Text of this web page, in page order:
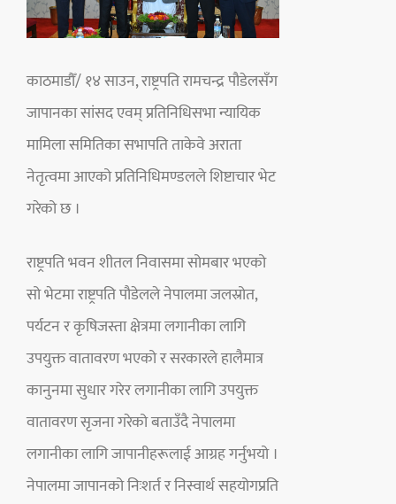
काठमाडौँ/ १४ साउन, राष्ट्रपति रामचन्द्र पौडेलसँग
जापानका सांसद एवम् प्रतिनिधिसभा न्यायिक
मामिला समितिका सभापति ताकेवे अराता
नेतृत्वमा आएको प्रतिनिधिमण्डलले शिष्टाचार भेट
गरेको छ ।
राष्ट्रपति भवन शीतल निवासमा सोमबार भएको
सो भेटमा राष्ट्रपति पौडेलले नेपालमा जलस्रोत,
पर्यटन र कृषिजस्ता क्षेत्रमा लगानीका लागि
उपयुक्त वातावरण भएको र सरकारले हालैमात्र
कानुनमा सुधार गरेर लगानीका लागि उपयुक्त
वातावरण सृजना गरेको बताउँदै नेपालमा
लगानीका लागि जापानीहरूलाई आग्रह गर्नुभयो ।
नेपालमा जापानको निःशर्त र निस्वार्थ सहयोगप्रति